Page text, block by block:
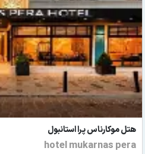
هتل موکارناس پرا استانبول
hotel mukarnas pera